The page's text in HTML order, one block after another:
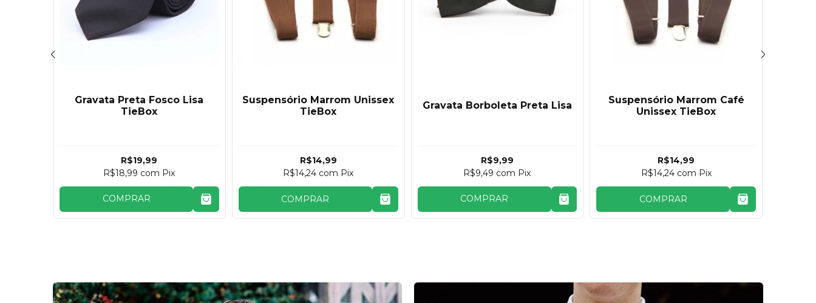
Gravata Preta Fosco Lisa
TieBox
R$19,99
R$18,99 com Pix
COMPRAR
Suspensório Marrom Unissex
TieBox
R$14,99
R$14,24 com Pix
COMPRAR
Gravata Borboleta Preta Lisa
R$9,99
R$9,49 com Pix
COMPRAR
Suspensório Marrom Café
Unissex TieBox
R$14,99
R$14,24 com Pix
COMPRAR